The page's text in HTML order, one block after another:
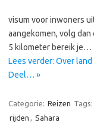
visum voor inwoners
aangekomen, volg
5 kilometer bereik je…
Lees verder: Over
Deel… »
Categorie: Reizen Tags:
rijden
Sahara